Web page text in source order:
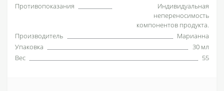
Противопоказания
Индивидуальная
непереносимость
компонентов продукта.
Производитель
Марианна
Упаковка
30 мл
Вес
55